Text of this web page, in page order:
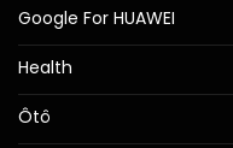
Google For HUAWEI
Health
Ôtô